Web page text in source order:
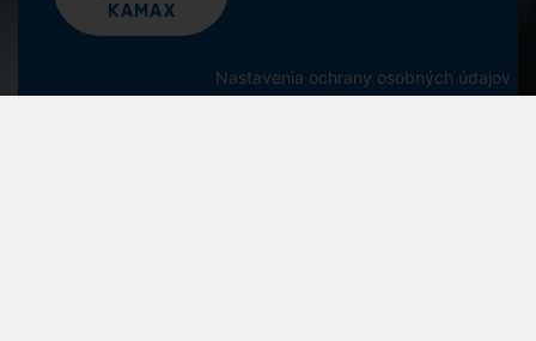
KAMAX
Nastavenia ochrany osobných údajov